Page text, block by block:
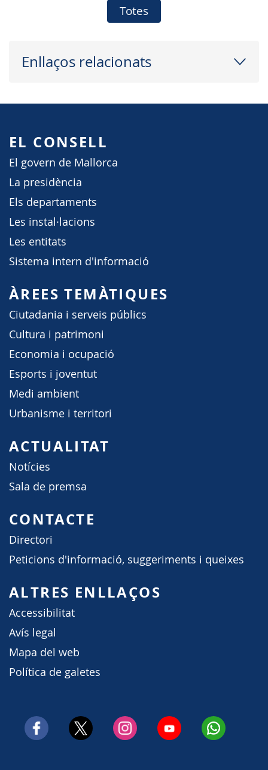
Totes
Enllaços relacionats
EL CONSELL
El govern de Mallorca
La presidència
Els departaments
Les instal·lacions
Les entitats
Sistema intern d'informació
ÀREES TEMÀTIQUES
Ciutadania i serveis públics
Cultura i patrimoni
Economia i ocupació
Esports i joventut
Medi ambient
Urbanisme i territori
ACTUALITAT
Notícies
Sala de premsa
CONTACTE
Directori
Peticions d'informació, suggeriments i queixes
ALTRES ENLLAÇOS
Accessibilitat
Avís legal
Mapa del web
Política de galetes